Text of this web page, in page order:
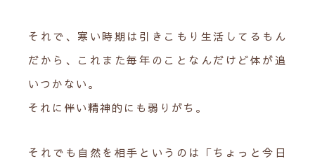
それで、寒い時期は引きこもり生活してるもん
だから、これまた毎年のことなんだけど体が追
いつかない。
それに伴い精神的にも弱りがち。
それでも自然を相手というのは「ちょっと今日